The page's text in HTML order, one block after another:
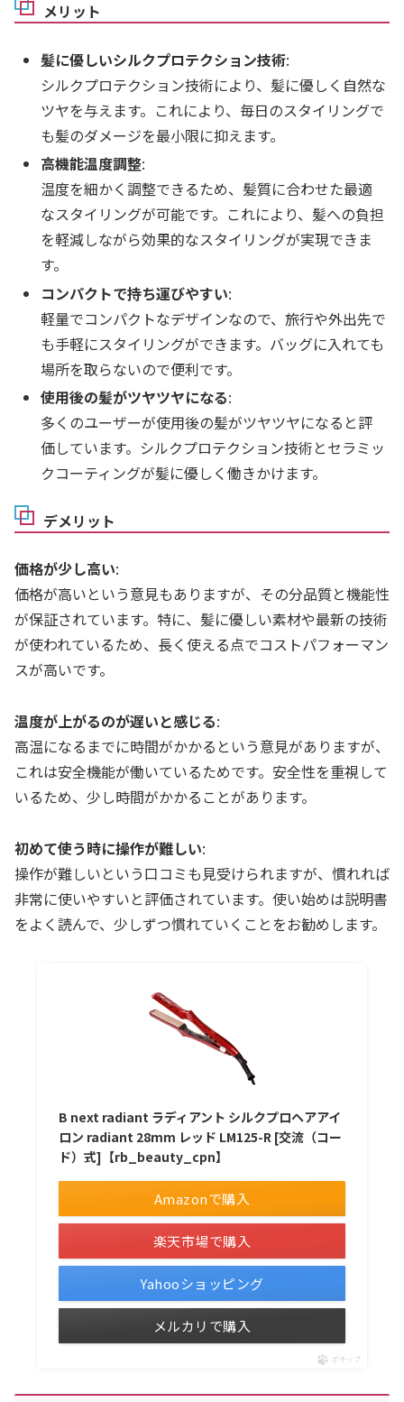
メリット
髪に優しいシルクプロテクション技術:
シルクプロテクション技術により、髪に優しく自然な
ツヤを与えます。これにより、毎日のスタイリングで
も髪のダメージを最小限に抑えます。
高機能温度調整:
温度を細かく調整できるため、髪質に合わせた最適
なスタイリングが可能です。これにより、髪への負担
を軽減しながら効果的なスタイリングが実現できま
す。
コンパクトで持ち運びやすい:
軽量でコンパクトなデザインなので、旅行や外出先で
も手軽にスタイリングができます。バッグに入れても
場所を取らないので便利です。
使用後の髪がツヤツヤになる:
多くのユーザーが使用後の髪がツヤツヤになると評
価しています。シルクプロテクション技術とセラミッ
クコーティングが髪に優しく働きかけます。
デメリット
価格が少し高い:
価格が高いという意見もありますが、その分品質と機能性
が保証されています。特に、髪に優しい素材や最新の技術
が使われているため、長く使える点でコストパフォーマン
スが高いです。
温度が上がるのが遅いと感じる:
高温になるまでに時間がかかるという意見がありますが、
これは安全機能が働いているためです。安全性を重視して
いるため、少し時間がかかることがあります。
初めて使う時に操作が難しい:
操作が難しいという口コミも見受けられますが、慣れれば
非常に使いやすいと評価されています。使い始めは説明書
をよく読んで、少しずつ慣れていくことをお勧めします。
B next radiant ラディアント シルクプロヘアアイ
ロン radiant 28mm レッド LM125-R [交流（コー
ド）式]【rb_beauty_cpn】
Amazonで購入
楽天市場で購入
Yahooショッピング
メルカリで購入
ポチップ